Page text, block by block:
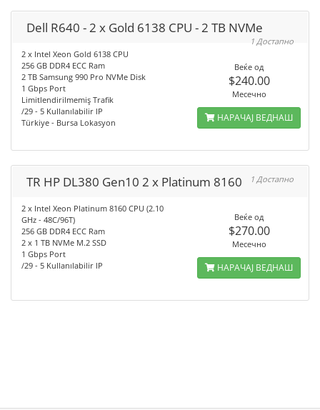
Dell R640 - 2 x Gold 6138 CPU - 2 TB NVMe
1 Достапно
2 x Intel Xeon Gold 6138 CPU
256 GB DDR4 ECC Ram
2 TB Samsung 990 Pro NVMe Disk
1 Gbps Port
Limitlendirilmemiş Trafik
/29 - 5 Kullanılabilir IP
Türkiye - Bursa Lokasyon
Веќе од
$240.00
Месечно
НАРАЧАЈ ВЕДНАШ
TR HP DL380 Gen10 2 x Platinum 8160 1 Достапно
2 x Intel Xeon Platinum 8160 CPU (2.10
GHz - 48C/96T)
256 GB DDR4 ECC Ram
2 x 1 TB NVMe M.2 SSD
1 Gbps Port
/29 - 5 Kullanılabilir IP
Веќе од
$270.00
Месечно
НАРАЧАЈ ВЕДНАШ